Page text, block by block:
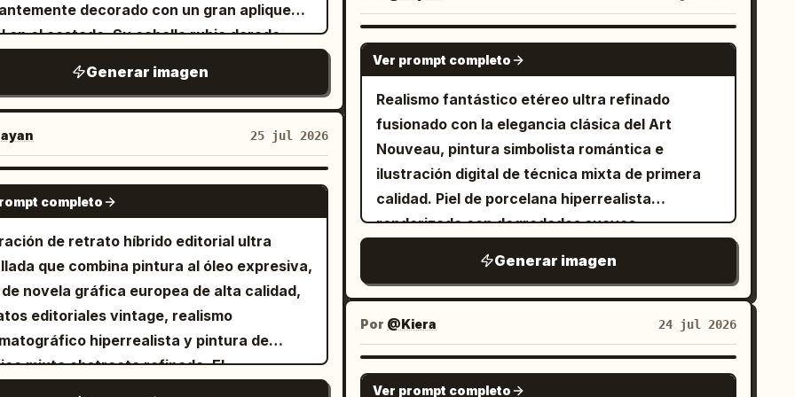
decorado con un gran aplique
en el costado. Su cabello rubio dorado,
con brillantes aretes de
El fondo presenta un
texturizado con una paleta dorada
y pinceladas gruesas y expresivas
la estética lujosa y clásica de la
Generar imagen
25 jul 2026
NANO BANANA PRO
completo
de retrato híbrido editorial ultra
que combina pintura al óleo expresiva,
novela gráfica europea de alta calidad,
editoriales vintage, realismo
hiperrealista y pintura de
mixta abstracta refinada. El
sin marcas de agua.
, capturado con una
estética artística y texturizada de pintura al
óleo
.
NANO BANANA PRO
Ver prompt completo
Realismo fantástico etéreo ultra refinado
fusionado con la elegancia clásica del Art
Nouveau, pintura simbolista romántica e
ilustración digital de técnica mixta de primera
calidad. Piel de porcelana hiperrealista
renderizada con degradados suaves
y texturas mate aterciopeladas. Elementos
naturales intrincadamente superpuestos —
incluyendo delicadas plumas de aves, follaje
botánico seco, mariposas, enredaderas, flores y
ornamentos orgánicos— integrados
Generar imagen
Por @Kiera 24 jul 2026
GPT IMAGE 2
Ver prompt completo